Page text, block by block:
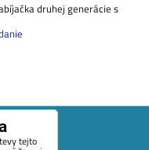
druhej generácie s
tejto